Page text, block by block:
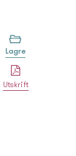
Utskrift
Lagre